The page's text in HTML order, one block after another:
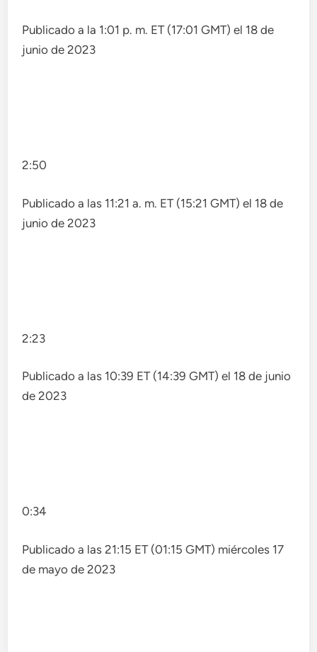
Publicado a la 1:01 p. m. ET (17:01 GMT) el 18 de
junio de 2023
2:50
Publicado a las 11:21 a. m. ET (15:21 GMT) el 18 de
junio de 2023
2:23
Publicado a las 10:39 ET (14:39 GMT) el 18 de junio
de 2023
0:34
Publicado a las 21:15 ET (01:15 GMT) miércoles 17
de mayo de 2023